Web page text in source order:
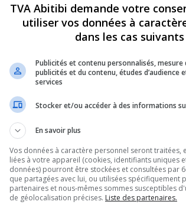
TVA Abitibi demande votre
utiliser vos données à
dans les cas suivants
Publicités et contenu personnalisés,
publicités et du contenu, études d’audience
services
Stocker et/ou accéder à des informations
En savoir plus
Vos données à caractère personnel seront traitées,
liées à votre appareil (cookies, identifiants uniques
données) pourront être stockées et consultées par
que partagées avec lui, ou utilisées spécifiquement
partenaires et nous-mêmes sommes susceptibles
de géolocalisation précises. Liste des partenaires.